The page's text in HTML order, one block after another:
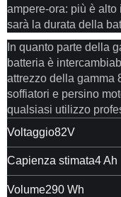
ampere-ora: più è
sarà la durata della
In quanto parte della
batteria è
attrezzo della gamma
soffiatori e persino
qualsiasi utilizzo
Voltaggio82V
Capienza stimata4 Ah
Volume290 Wh